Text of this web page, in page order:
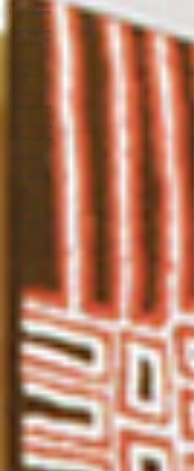
hospedagem
Carnaval em
São Paulo
viagem a
trabalho
Roteiros e
Experiências
Bem-estar e
conveniência
Guia local
Guia de São
Paulo
Viagens
corporativas